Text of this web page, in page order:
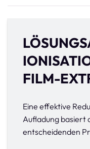
FILM-
Eine effektive
Aufladung basiert
entscheidenden